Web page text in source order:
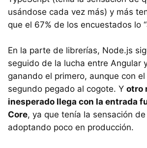
usándose cada vez más) y más
que el 67% de los encuestados lo
En la parte de librerías, Node.js
seguido de la lucha entre Angular
ganando el primero, aunque con
segundo pegado al cogote. Y otro
inesperado llega con la entrada
Core, ya que tenía la sensación
adoptando poco en producción.